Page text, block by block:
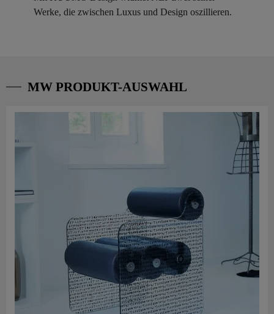
Werke, die zwischen Luxus und Design oszillieren.
MW PRODUKT-AUSWAHL